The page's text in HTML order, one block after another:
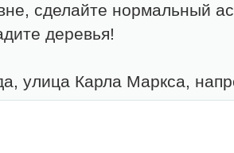
сделайте нормальный
деревья!
улица Карла Маркса,